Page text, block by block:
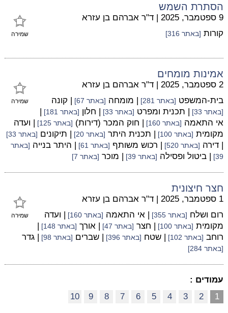
הסתרת השמש
שמירה
9 ספטמבר, 2025 | ד"ר אברהם בן עזרא
קורות [באתר 316]
אמינות מומחים
שמירה
2 ספטמבר, 2025 | ד"ר אברהם בן עזרא
בית-המשפט [באתר 281] | מומחה [באתר 67] | קונה
[באתר 33] | תכנית ומפרט [באתר 33] | חלון [באתר 181]
|
אי התאמה [באתר 160] | חוק המכר (דירות) [באתר 125]
| ועדה
מקומית [באתר 100] | תכנית היתר [באתר 20] | תיקונים [באתר 33]
| דירה [באתר 520] | רכוש משותף [באתר 61] | היתר בנייה [באתר
39]
| ביטול ופסילה [באתר 39] | מוכר [באתר 7]
חצר חיצונית
שמירה
1 ספטמבר, 2025 | ד"ר אברהם בן עזרא
רום ושלח [באתר 355] | אי התאמה [באתר 160]
| ועדה
מקומית [באתר 100] | חצר [באתר 47] | אורך [באתר 148]
|
רוחב [באתר 102] | שטח [באתר 396] | שברים [באתר 98] | גדר
[באתר 284]
עמודים :
1
2
3
4
5
6
7
8
9
10